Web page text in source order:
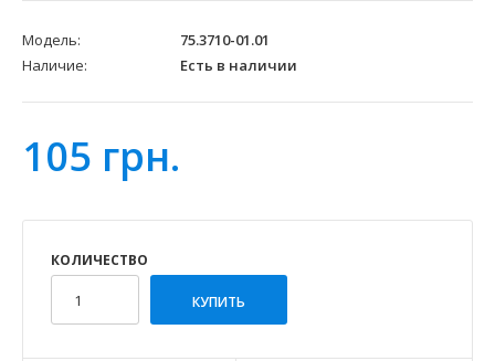
Модель:
75.3710-01.01
Наличие:
Есть в наличии
105 грн.
КОЛИЧЕСТВО